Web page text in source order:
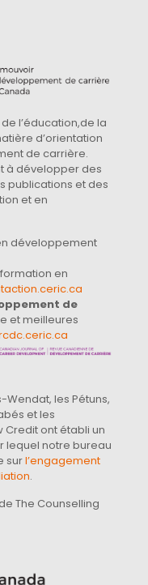
de l’éducation,de la
d’orientation
de carrière.
à développer des
publications et des
et en
développement
en
de
et meilleures
Wendat, les Pétuns,
et les
Credit ont établi un
lequel notre bureau
surl’engagement
.
The Counselling